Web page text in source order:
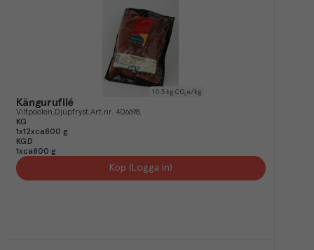
10.5 kg CO₂e/kg
Kängurufilé
Viltpoolen Djupfryst Art.nr. 406698
KG
1x12xca800 g
KGD
1xca800 g
Köp (Logga in)